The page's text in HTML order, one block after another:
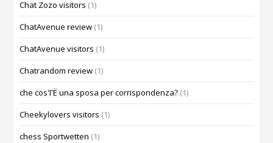
Chat Zozo visitors (1)
ChatAvenue review (1)
ChatAvenue visitors (1)
Chatrandom review (1)
che cos'ГЁ una sposa per corrispondenza? (1)
Cheekylovers visitors (1)
chess Sportwetten (1)